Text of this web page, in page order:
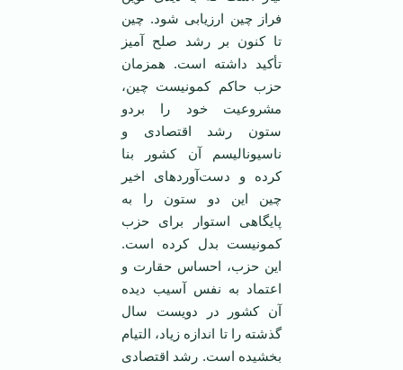
فراز چین ارزیابی شود. چین
تا کنون بر رشد صلح آمیز
تأکید داشته است. همزمان
حزب حاکم کمونیست چین،
مشروعیت خود را بردو
ستون رشد اقتصادی و
ناسیونالیسم آن کشور بنا
کرده و دست‌آوردهای اخیر
چین این دو ستون را به
پایگاهی استوار برای حزب
کمونیست بدل کرده است.
این حزب، احساس حقارت و
اعتماد به نفس آسیب دیده
آن کشور در دویست سال
گذشته را تا اندازه زیاد، التیام
بخشیده است. رشد اقتصادی